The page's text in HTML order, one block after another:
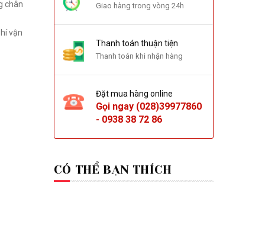
Giao hàng trong vòng 24h
Thanh toán thuận tiện
Thanh toán khi nhận hàng
Đặt mua hàng online
Gọi ngay (028)39977860
- 0938 38 72 86
CÓ THỂ BẠN THÍCH